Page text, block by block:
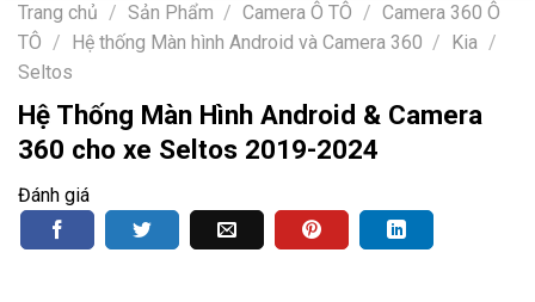
Trang chủ / Sản Phẩm / Camera Ô TÔ / Camera 360 Ô
TÔ / Hệ thống Màn hình Android và Camera 360 / Kia /
Seltos
Hệ Thống Màn Hình Android & Camera
360 cho xe Seltos 2019-2024
Đánh giá